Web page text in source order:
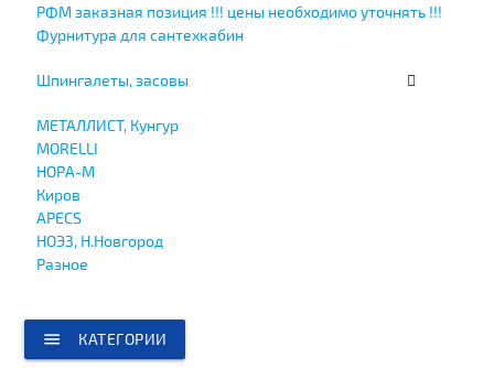
РФМ заказная позиция !!! цены необходимо уточнять !!!
Фурнитура для сантехкабин
Шпингалеты, засовы
МЕТАЛЛИСТ, Кунгур
MORELLI
НОРА-М
Киров
APECS
НОЭЗ, Н.Новгород
Разное
menu КАТЕГОРИИ